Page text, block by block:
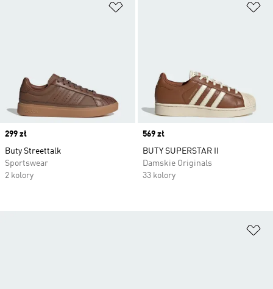
Price
299 zł
Buty Streettalk
Sportswear
2 kolory
Price
569 zł
BUTY SUPERSTAR II
Damskie Originals
33 kolory